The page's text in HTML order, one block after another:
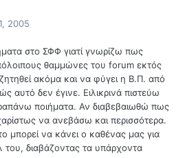
2005
στο ΣΦΦ γιατί γνωρίζω πως
θαμμώνες του forum εκτός
ακόμα και να φύγει η Β.Π. από
αυτό δεν έγινε. Ειλικρινά πιστεύω
ποιήματα. Αν διαβεβαιωθώ πως
να ανεβάσω και περισσότερα.
μπορεί να κάνει ο καθένας μας για
του, διαβάζοντας τα υπάρχοντα